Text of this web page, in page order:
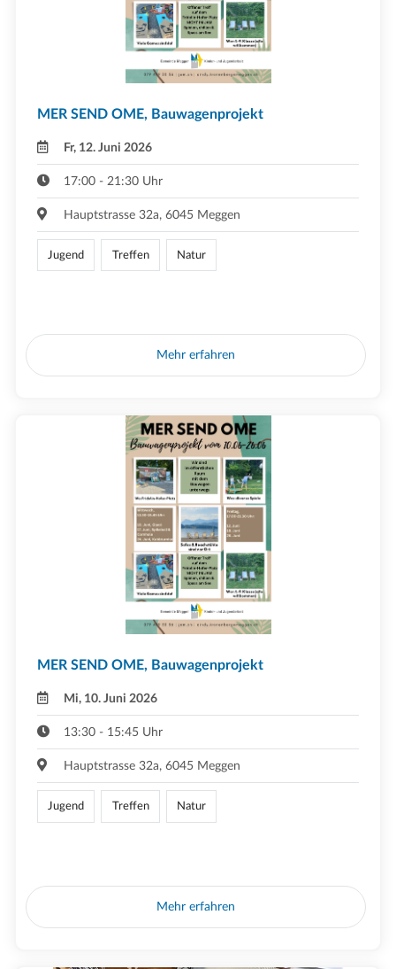
MER SEND OME, Bauwagenprojekt
Fr, 12. Juni 2026
17:00 - 21:30 Uhr
Hauptstrasse 32a, 6045 Meggen
Jugend Treffen Natur
Mehr erfahren
MER SEND OME, Bauwagenprojekt
Mi, 10. Juni 2026
13:30 - 15:45 Uhr
Hauptstrasse 32a, 6045 Meggen
Jugend Treffen Natur
Mehr erfahren